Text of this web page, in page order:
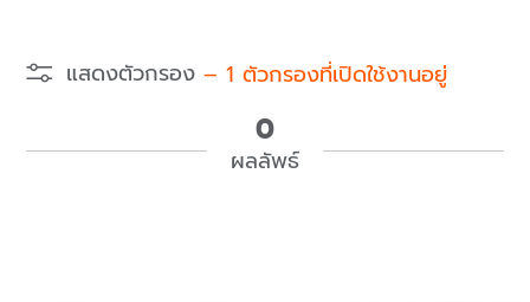
แสดงตัวกรอง –1 ตัวกรองที่เปิดใช้งานอยู่
0
ผลลัพธ์